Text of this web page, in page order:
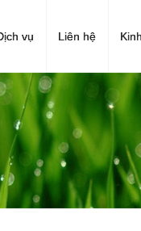
vụ Liên hệ